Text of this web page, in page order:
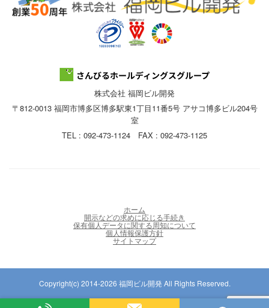
株式会社 福岡ビル開発
〒812-0013 福岡市博多区博多駅東1丁目11番5号 アサコ博多ビル204号
室
TEL : 092-473-1124 FAX : 092-473-1125
ホーム
開示などの求めに応じる手続き
保有個人データに関する周知について
個人情報保護方針
サイトマップ
Copyright(c) 2014-2026 福岡ビル開発 All Rights Reserved.